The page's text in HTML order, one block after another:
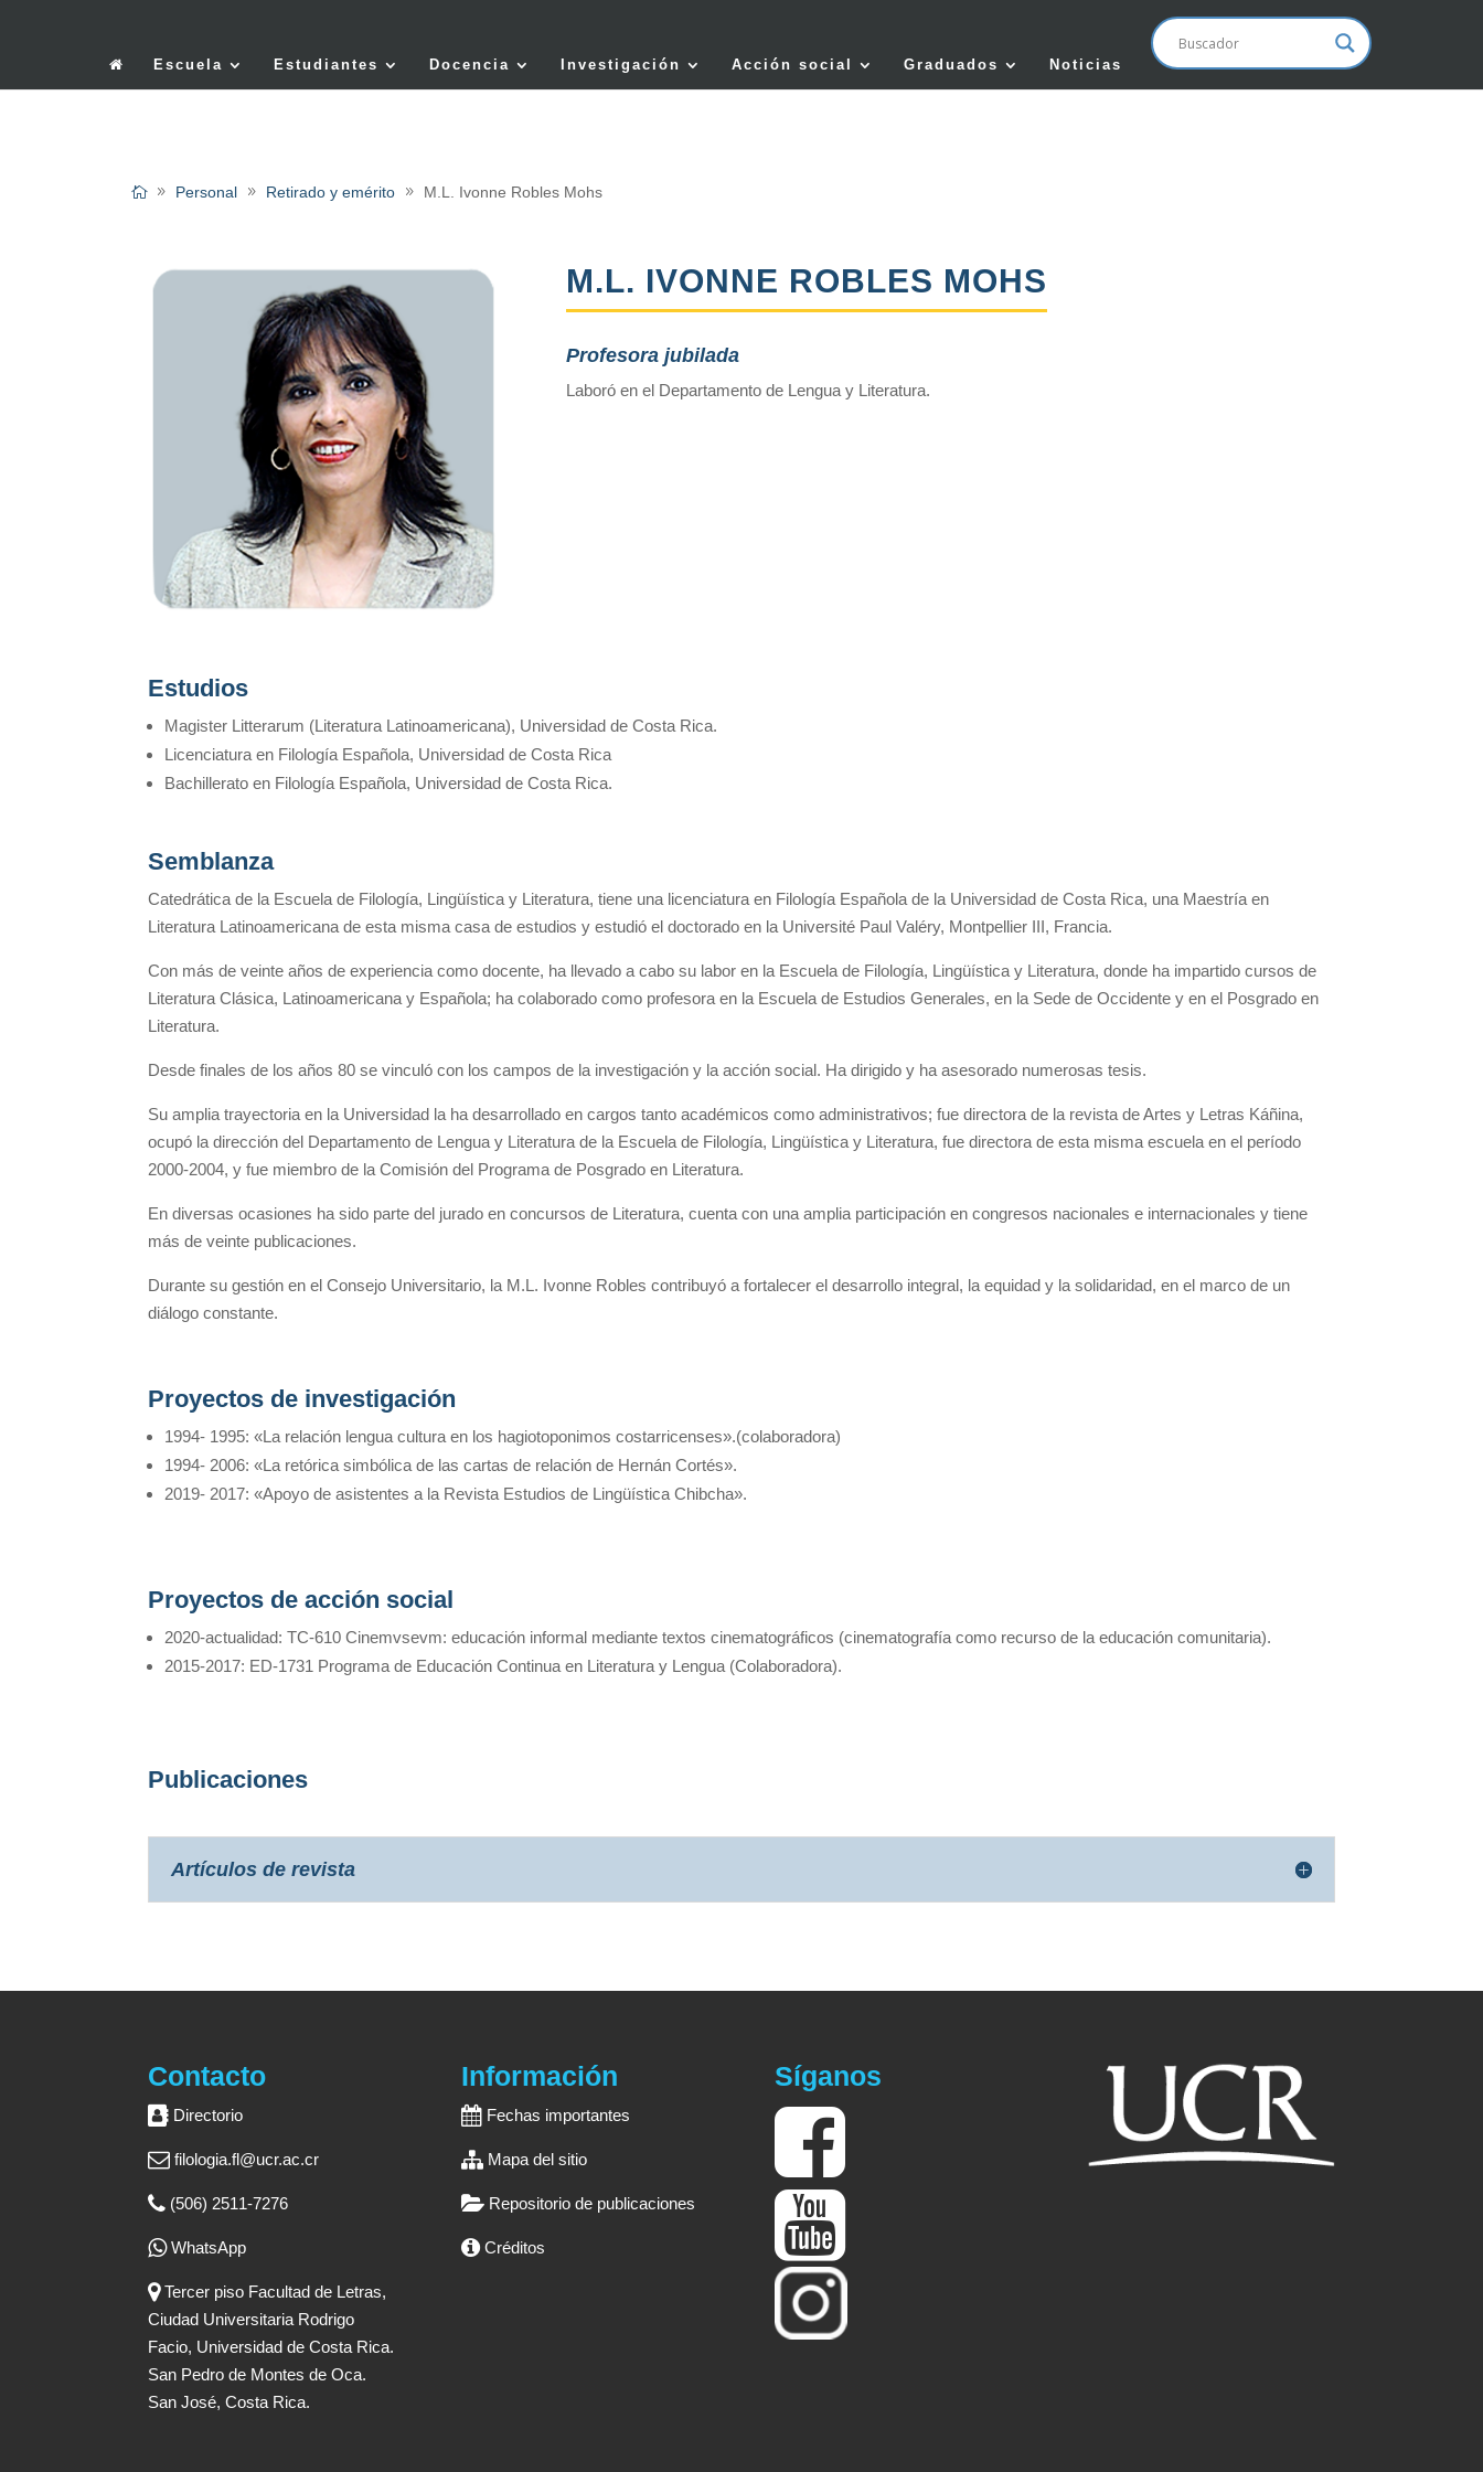
Escuela Estudiantes Docencia Investigación Acción social Graduados Noticias
Personal Retirado y emérito M.L. Ivonne Robles Mohs
M.L. IVONNE ROBLES MOHS
Profesora jubilada
Laboró en el Departamento de Lengua y Literatura.
Estudios
Magister Litterarum (Literatura Latinoamericana), Universidad de Costa Rica.
Licenciatura en Filología Española, Universidad de Costa Rica
Bachillerato en Filología Española, Universidad de Costa Rica.
Semblanza
Catedrática de la Escuela de Filología, Lingüística y Literatura, tiene una licenciatura en Filología Española de la Universidad de Costa Rica, una Maestría en
Literatura Latinoamericana de esta misma casa de estudios y estudió el doctorado en la Université Paul Valéry, Montpellier III, Francia.
Con más de veinte años de experiencia como docente, ha llevado a cabo su labor en la Escuela de Filología, Lingüística y Literatura, donde ha impartido cursos de
Literatura Clásica, Latinoamericana y Española; ha colaborado como profesora en la Escuela de Estudios Generales, en la Sede de Occidente y en el Posgrado en
Literatura.
Desde finales de los años 80 se vinculó con los campos de la investigación y la acción social. Ha dirigido y ha asesorado numerosas tesis.
Su amplia trayectoria en la Universidad la ha desarrollado en cargos tanto académicos como administrativos; fue directora de la revista de Artes y Letras Káñina,
ocupó la dirección del Departamento de Lengua y Literatura de la Escuela de Filología, Lingüística y Literatura, fue directora de esta misma escuela en el período
2000-2004, y fue miembro de la Comisión del Programa de Posgrado en Literatura.
En diversas ocasiones ha sido parte del jurado en concursos de Literatura, cuenta con una amplia participación en congresos nacionales e internacionales y tiene
más de veinte publicaciones.
Durante su gestión en el Consejo Universitario, la M.L. Ivonne Robles contribuyó a fortalecer el desarrollo integral, la equidad y la solidaridad, en el marco de un
diálogo constante.
Proyectos de investigación
1994- 1995: «La relación lengua cultura en los hagiotoponimos costarricenses».(colaboradora)
1994- 2006: «La retórica simbólica de las cartas de relación de Hernán Cortés».
2019- 2017: «Apoyo de asistentes a la Revista Estudios de Lingüística Chibcha».
Proyectos de acción social
2020-actualidad: TC-610 Cinemvsevm: educación informal mediante textos cinematográficos (cinematografía como recurso de la educación comunitaria).
2015-2017: ED-1731 Programa de Educación Continua en Literatura y Lengua (Colaboradora).
Publicaciones
Artículos de revista
Contacto
Directorio
filologia.fl@ucr.ac.cr
(506) 2511-7276
WhatsApp
Tercer piso Facultad de Letras,
Ciudad Universitaria Rodrigo
Facio, Universidad de Costa Rica.
San Pedro de Montes de Oca.
San José, Costa Rica.
Información
Fechas importantes
Mapa del sitio
Repositorio de publicaciones
Créditos
Síganos